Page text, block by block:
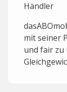
Händler
mit seiner
und fair zu